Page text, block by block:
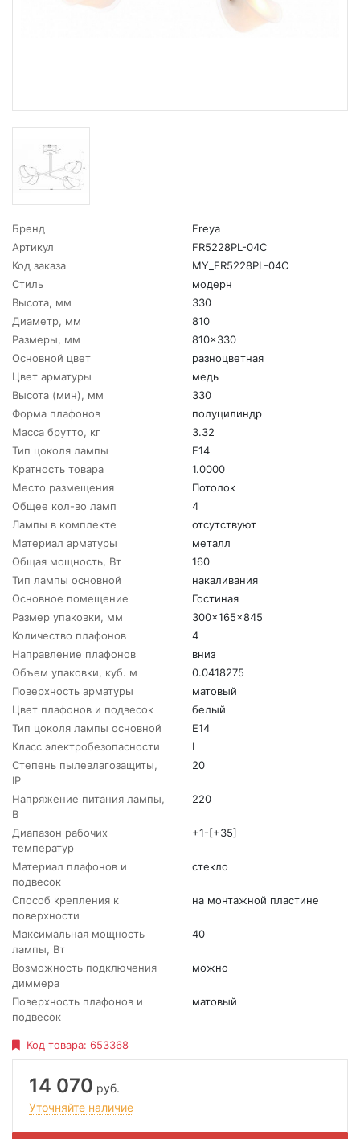
Бренд
Freya
Артикул
FR5228PL-04C
Код заказа
MY_FR5228PL-04C
Стиль
модерн
Высота, мм
330
Диаметр, мм
810
Размеры, мм
810x330
Основной цвет
разноцветная
Цвет арматуры
медь
Высота (мин), мм
330
Форма плафонов
полуцилиндр
Масса брутто, кг
3.32
Тип цоколя лампы
E14
Кратность товара
1.0000
Место размещения
Потолок
Общее кол-во ламп
4
Лампы в комплекте
отсутствуют
Материал арматуры
металл
Общая мощность, Вт
160
Тип лампы основной
накаливания
Основное помещение
Гостиная
Размер упаковки, мм
300x165x845
Количество плафонов
4
Направление плафонов
вниз
Объем упаковки, куб. м
0.0418275
Поверхность арматуры
матовый
Цвет плафонов и подвесок
белый
Тип цоколя лампы основной
E14
Класс электробезопасности
I
Степень пылевлагозащиты,
IP
20
Напряжение питания лампы,
В
220
Диапазон рабочих
температур
+1-[+35]
Материал плафонов и
подвесок
стекло
Способ крепления к
поверхности
на монтажной пластине
Максимальная мощность
лампы, Вт
40
Возможность подключения
диммера
можно
Поверхность плафонов и
подвесок
матовый
Код товара: 653368
14 070 руб.
Уточняйте наличие